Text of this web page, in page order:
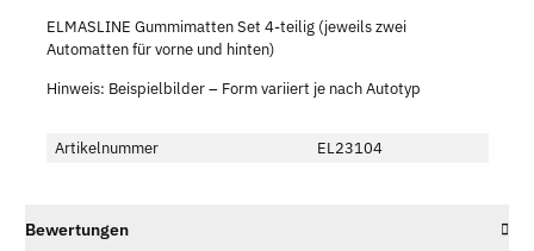
ELMASLINE Gummimatten Set 4-teilig (jeweils zwei
Automatten für vorne und hinten)
Hinweis: Beispielbilder – Form variiert je nach Autotyp
Artikelnummer EL23104
Bewertungen